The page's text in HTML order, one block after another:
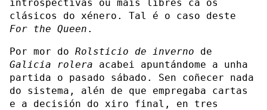
introspectivas ou máis libres ca os
clásicos do xénero. Tal é o caso deste
For the Queen .
Por mor do Rolsticio de inverno de
Galicia rolera acabei apuntándome a unha
partida o pasado sábado. Sen coñecer nada
do sistema, alén de que empregaba cartas
e a decisión do xiro final, en tres